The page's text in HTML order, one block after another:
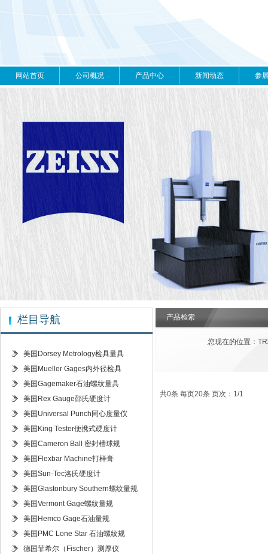
网站首页 公司概况 产品中心 新闻动态 参
栏目导航
美国Dorsey Metrology检具量具
美国Mueller Gages内外径检具
美国Gagemaker石油螺纹量具
美国Rex Gauge邵氏硬度计
美国Universal Punch同心度量仪
美国King Tester便携式硬度计
美国Cameron Ball 密封槽球规
美国Flexbar Machine打样膏
美国Sun-Tec洛氏硬度计
美国Glastonbury Southern螺纹量规
美国Vermont Gage螺纹量规
美国Hemco Gage石油量规
美国PMC Lone Star 石油螺纹规
德国菲希尔（Fischer）测厚仪
共0条 每页20条 页次：1/1
产品检索
您现在的位置：